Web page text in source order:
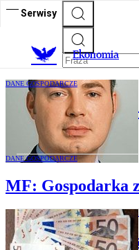
Serwisy
Ekonomia
DANE GOSPODARCZE
Bądźcie dumni z
DANE GOSPODARCZE
MF: Gospodarka
DANE
Pogoń